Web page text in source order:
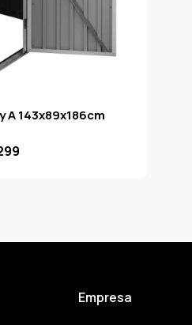
A 143x89x186cm
Empresa